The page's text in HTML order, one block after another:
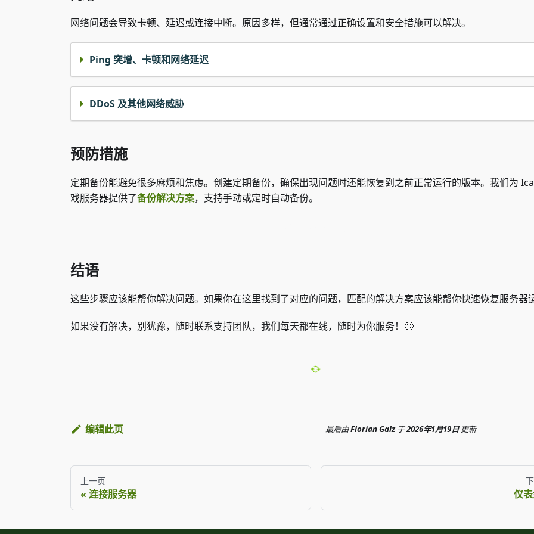
网络问题会导致卡顿、延迟或连接中断。原因多样，但通常通过正确设置和安全措施可以解决。
Ping 突增、卡顿和网络延迟
DDoS 及其他网络威胁
预防措施
定期备份能避免很多麻烦和焦虑。创建定期备份，确保出现问题时还能恢复到之前正常运行的版本。我们为
戏服务器提供了备份解决方案，支持手动或定时自动备份。
结语
这些步骤应该能帮你解决问题。如果你在这里找到了对应的问题，匹配的解决方案应该能帮你快速恢复服务器
如果没有解决，别犹豫，随时联系支持团队，我们每天都在线，随时为你服务！🙂
编辑此页 最后由Florian Galz 于2026年1月19日 更新
上一页
连接服务器 仪